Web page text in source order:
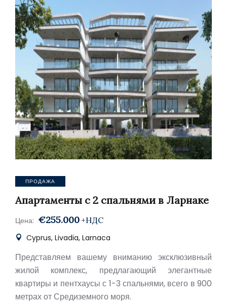
ПРОДАЖА
Апартаменты с 2 спальнями в Ларнаке
Цена: €255.000 +НДС
Cyprus, Livadia, Larnaca
Представляем вашему вниманию эксклюзивный
жилой комплекс, предлагающий элегантные
квартиры и пентхаусы с 1-3 спальнями, всего в 900
метрах от Средиземного моря.